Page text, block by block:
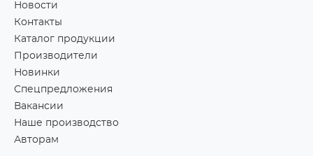
Новости
Контакты
Каталог продукции
Производители
Новинки
Спецпредложения
Вакансии
Наше производство
Авторам